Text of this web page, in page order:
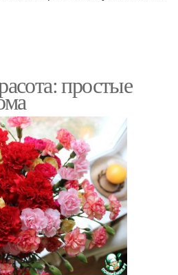
простые